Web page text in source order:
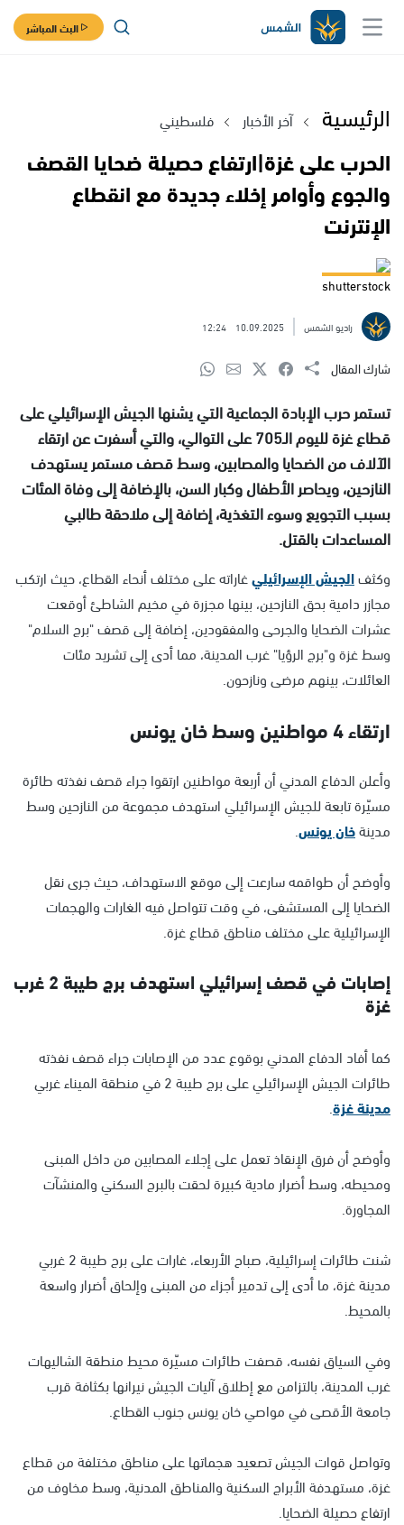
البث المباشر
الرئيسية آخر الأخبار فلسطيني
الحرب على غزة|ارتفاع حصيلة ضحايا القصف
والجوع وأوامر إخلاء جديدة مع انقطاع
الإنترنت
shutterstock
راديو الشمس 10.09.2025
12:24
شارك المقال
تستمر حرب الإبادة الجماعية التي يشنها الجيش الإسرائيلي على
قطاع غزة لليوم الـ705 على التوالي، والتي أسفرت عن ارتقاء
الآلاف من الضحايا والمصابين، وسط قصف مستمر يستهدف
النازحين، ويحاصر الأطفال وكبار السن، بالإضافة إلى وفاة المئات
بسبب التجويع وسوء التغذية، إضافة إلى ملاحقة طالبي
المساعدات بالقتل.
وكثفالجيش الإسرائيليغاراته على مختلف أنحاء القطاع، حيث ارتكب
مجازر دامية بحق النازحين، بينها مجزرة في مخيم الشاطئ أوقعت
عشرات الضحايا والجرحى والمفقودين، إضافة إلى قصف "برج السلام"
وسط غزة و"برج الرؤيا" غرب المدينة، مما أدى إلى تشريد مئات
العائلات، بينهم مرضى ونازحون.
ارتقاء 4 مواطنين وسط خان يونس
وأعلن الدفاع المدني أن أربعة مواطنين ارتقوا جراء قصف نفذته طائرة
مسيّرة تابعة للجيش الإسرائيلي استهدف مجموعة من النازحين وسط
مدينةخان يونس.
وأوضح أن طواقمه سارعت إلى موقع الاستهداف، حيث جرى نقل
الضحايا إلى المستشفى، في وقت تتواصل فيه الغارات والهجمات
الإسرائيلية على مختلف مناطق قطاع غزة.
إصابات في قصف إسرائيلي استهدف برج طيبة 2 غرب
غزة
كما أفاد الدفاع المدني بوقوع عدد من الإصابات جراء قصف نفذته
طائرات الجيش الإسرائيلي على برج طيبة 2 في منطقة الميناء غربي
مدينة غزة.
وأوضح أن فرق الإنقاذ تعمل على إجلاء المصابين من داخل المبنى
ومحيطه، وسط أضرار مادية كبيرة لحقت بالبرج السكني والمنشآت
المجاورة.
شنت طائرات إسرائيلية، صباح الأربعاء، غارات على برج طيبة 2 غربي
مدينة غزة، ما أدى إلى تدمير أجزاء من المبنى وإلحاق أضرار واسعة
بالمحيط.
وفي السياق نفسه، قصفت طائرات مسيّرة محيط منطقة الشاليهات
غرب المدينة، بالتزامن مع إطلاق آليات الجيش نيرانها بكثافة قرب
جامعة الأقصى في مواصي خان يونس جنوب القطاع.
وتواصل قوات الجيش تصعيد هجماتها على مناطق مختلفة من قطاع
غزة، مستهدفة الأبراج السكنية والمناطق المدنية، وسط مخاوف من
ارتفاع حصيلة الضحايا.